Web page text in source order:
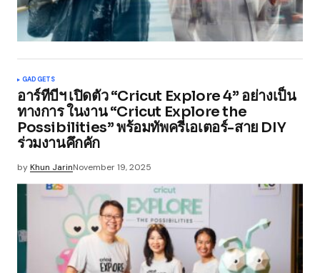
GADGETS
อาร์ทีบีฯ เปิดตัว “Cricut Explore 4” อย่างเป็น
ทางการ ในงาน “Cricut Explore the
Possibilities” พร้อมทัพครีเอเตอร์-สาย DIY
ร่วมงานคึกคัก
byKhun JarinNovember 19, 2025